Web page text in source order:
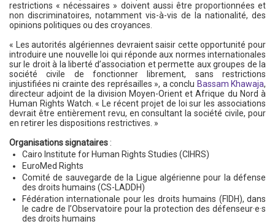
restrictions « nécessaires » doivent aussi être proportionnées et
non discriminatoires, notamment vis-à-vis de la nationalité, des
opinions politiques ou des croyances.
« Les autorités algériennes devraient saisir cette opportunité pour
introduire une nouvelle loi qui réponde aux normes internationales
sur le droit à la liberté d’association et permette aux groupes de la
société civile de fonctionner librement, sans restrictions
injustifiées ni crainte des représailles », a conclu Bassam Khawaja,
directeur adjoint de la division Moyen-Orient et Afrique du Nord à
Human Rights Watch. « Le récent projet de loi sur les associations
devrait être entièrement revu, en consultant la société civile, pour
en retirer les dispositions restrictives. »
Organisations signataires :
Cairo Institute for Human Rights Studies (CIHRS)
EuroMed Rights
Comité de sauvegarde de la Ligue algérienne pour la défense
des droits humains (CS-LADDH)
Fédération internationale pour les droits humains (FIDH), dans
le cadre de l’Observatoire pour la protection des défenseur·e·s
des droits humains